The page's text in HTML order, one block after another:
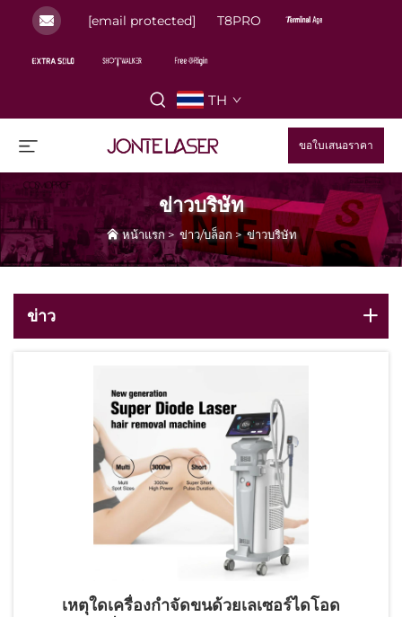
[email protected] T8PRO
TH
ขอใบเสนอราคา
ข่าวบริษัท
หน้าแรก> ข่าว/บล็อก>ข่าวบริษัท
ข่าว
เหตุใดเครื่องกำจัดขนด้วยเลเซอร์ไดโอด